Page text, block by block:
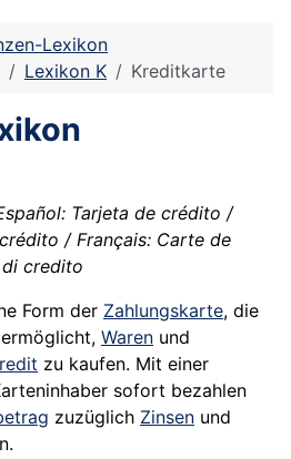
Lexikon
Lexikon K Kreditkarte
Tarjeta de crédito /
/ Français: Carte de
credito
Form der Zahlungskarte, die
Waren und
zu kaufen. Mit einer
sofort bezahlen
zuzüglich Zinsen und